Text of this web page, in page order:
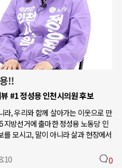
!!
#1 정성용 인천시의원 후보
라, 우리와 함께 살아가는 이웃으로 만
지방선거에 출마한 정성용 노동당 인
모시고, 말이 아니라 삶과 현장에서
0